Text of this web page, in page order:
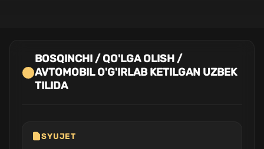
BOSQINCHI / QO'LGA OLISH /
AVTOMOBIL O'G'IRLAB KETILGAN UZBEK
TILIDA
SYUJET